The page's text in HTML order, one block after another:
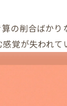
の削合ばかり
感覚が失われ